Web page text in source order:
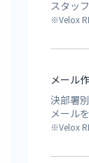
スタッ
※Velox
メール
決部署
メール
※Velox